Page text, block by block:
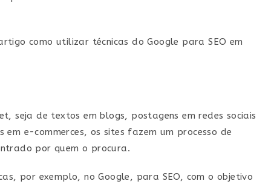
como utilizar técnicas do Google para SEO em
seja de textos em blogs, postagens em redes sociais
e-commerces, os sites fazem um processo de
por quem o procura.
por exemplo, no Google, para SEO, com o objetivo